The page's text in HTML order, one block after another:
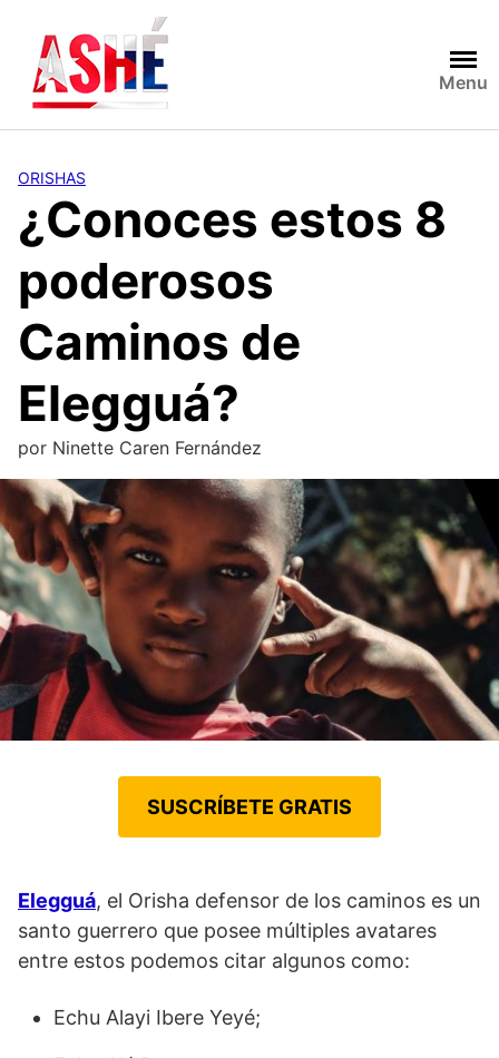
contenido
Menu
ORISHAS
¿Conoces estos 8
poderosos
Caminos de
Elegguá?
por Ninette Caren Fernández
SUSCRÍBETE GRATIS
Elegguá, el Orisha defensor de los caminos es un
santo guerrero que posee múltiples avatares
entre estos podemos citar algunos como:
Echu Alayi Ibere Yeyé;